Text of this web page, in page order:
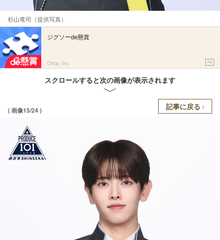
杉山竜司（提供写真）
ジグソーde懸賞
Ohte, Inc. PR
スクロールすると次の画像が表示されます
( 画像15/24 ) 記事に戻る